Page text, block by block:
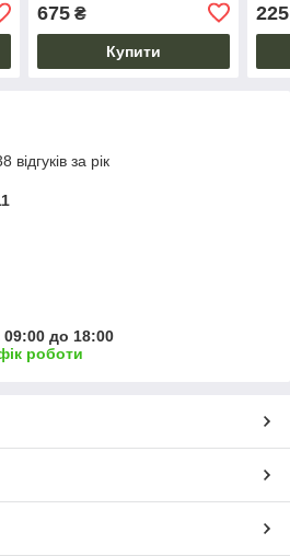
675₴
Купити
225
за рік
до 18:00
роботи